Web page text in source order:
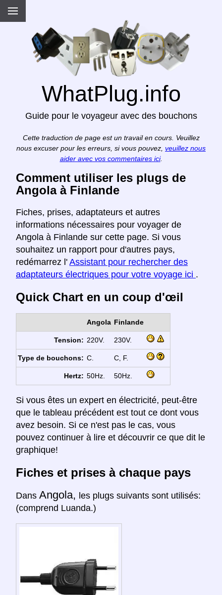
WhatPlug.info
Guide pour le voyageur avec des bouchons
Cette traduction de page est un travail en cours. Veuillez
nous excuser pour les erreurs, si vous pouvez, veuillez nous
aider avec vos commentaires ici.
Comment utiliser les plugs de
Angola à Finlande
Fiches, prises, adaptateurs et autres
informations nécessaires pour voyager de
Angola à Finlande sur cette page. Si vous
souhaitez un rapport pour d'autres pays,
redémarrez l' Assistant pour rechercher des
adaptateurs électriques pour votre voyage ici .
Quick Chart en un coup d'œil
Angola Finlande
Tension: 220V. 230V.
Type de bouchons: C. C, F.
Hertz: 50Hz. 50Hz.
Si vous êtes un expert en électricité, peut-être
que le tableau précédent est tout ce dont vous
avez besoin. Si ce n'est pas le cas, vous
pouvez continuer à lire et découvrir ce que dit le
graphique!
Fiches et prises à chaque pays
Dans Angola, les plugs suivants sont utilisés:
(comprend Luanda.)